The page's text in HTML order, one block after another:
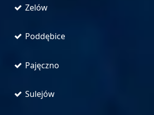
Zelów
Poddębice
Pajęczno
Sulejów